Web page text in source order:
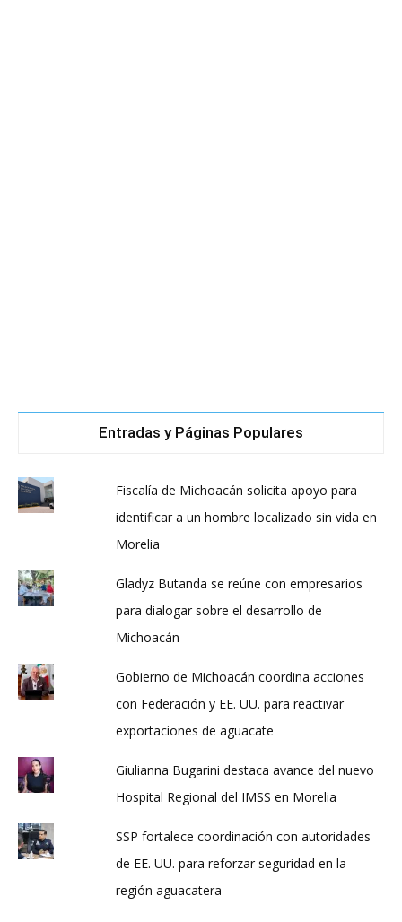
Entradas y Páginas Populares
Fiscalía de Michoacán solicita apoyo para
identificar a un hombre localizado sin vida en
Morelia
Gladyz Butanda se reúne con empresarios
para dialogar sobre el desarrollo de
Michoacán
Gobierno de Michoacán coordina acciones
con Federación y EE. UU. para reactivar
exportaciones de aguacate
Giulianna Bugarini destaca avance del nuevo
Hospital Regional del IMSS en Morelia
SSP fortalece coordinación con autoridades
de EE. UU. para reforzar seguridad en la
región aguacatera